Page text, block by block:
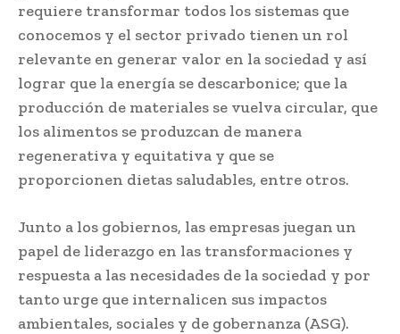
requiere transformar todos los sistemas que
conocemos y el sector privado tienen un rol
relevante en generar valor en la sociedad y así
lograr que la energía se descarbonice; que la
producción de materiales se vuelva circular, que
los alimentos se produzcan de manera
regenerativa y equitativa y que se
proporcionen dietas saludables, entre otros.
Junto a los gobiernos, las empresas juegan un
papel de liderazgo en las transformaciones y
respuesta a las necesidades de la sociedad y por
tanto urge que internalicen sus impactos
ambientales, sociales y de gobernanza (ASG).